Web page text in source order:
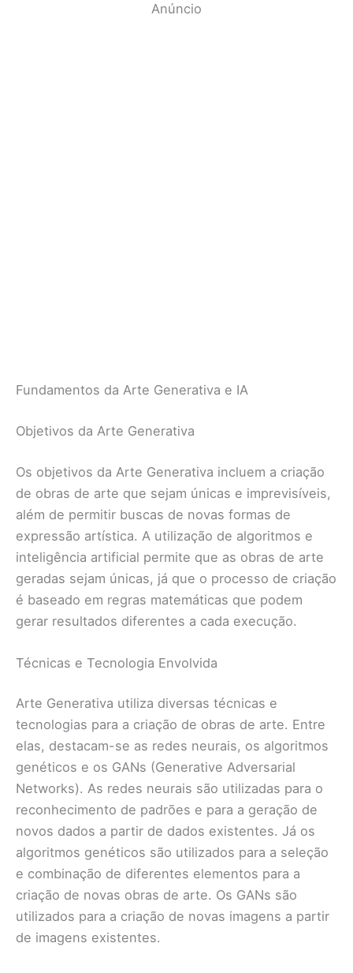
Anúncio
Fundamentos da Arte Generativa e IA
Objetivos da Arte Generativa
Os objetivos da Arte Generativa incluem a criação
de obras de arte que sejam únicas e imprevisíveis,
além de permitir buscas de novas formas de
expressão artística. A utilização de algoritmos e
inteligência artificial permite que as obras de arte
geradas sejam únicas, já que o processo de criação
é baseado em regras matemáticas que podem
gerar resultados diferentes a cada execução.
Técnicas e Tecnologia Envolvida
Arte Generativa utiliza diversas técnicas e
tecnologias para a criação de obras de arte. Entre
elas, destacam-se as redes neurais, os algoritmos
genéticos e os GANs (Generative Adversarial
Networks). As redes neurais são utilizadas para o
reconhecimento de padrões e para a geração de
novos dados a partir de dados existentes. Já os
algoritmos genéticos são utilizados para a seleção
e combinação de diferentes elementos para a
criação de novas obras de arte. Os GANs são
utilizados para a criação de novas imagens a partir
de imagens existentes.